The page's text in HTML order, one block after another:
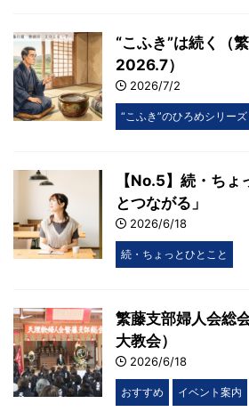
“こふき”は続く（
2026.7）
2026/7/2
“こふき”のひろめシリーズ
【No.5】続・ち
とつながる」
2026/6/18
続・ちょっとひとこと
繁藤支部婦人会総
大教会）
2026/6/18
おすすめ イベント案内